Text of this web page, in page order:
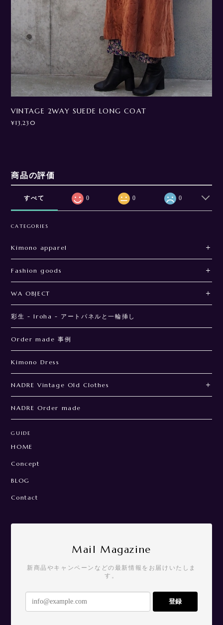
VINTAGE 2WAY SUEDE LONG COAT
¥13,230
商品の評価
すべて 0 0 0
CATEGORIES
Kimono apparel
Fashion goods
WA OBJECT
彩生 - Iroha - アートパネルと一輪挿し
Order made 事例
Kimono Dress
NADRE Vintage Old Clothes
NADRE Order made
GUIDE
HOME
Concept
BLOG
Contact
Mail Magazine
新商品やキャンペーンなどの最新情報をお届けいたしま
す。
登録